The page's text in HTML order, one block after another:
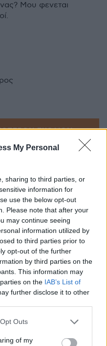
My Personal
sharing to third parties, or
information for
use the below opt-out
Please note that after your
may continue seeing
information utilized by
to third parties prior to
opt-out of the further
by third parties on the
This information may
on the IAB’s List of
further disclose it to other
uses one or more Google
You may click to
Outs
of my
Μου φενεται
ΣΧΟΛΙΩΝ